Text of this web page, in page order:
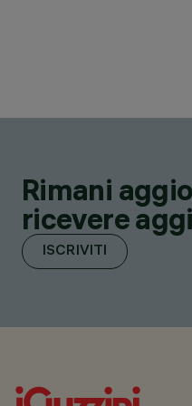
Rimani
ricevere
ISCRIVITI